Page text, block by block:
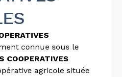
connue sous le
COOPERATIVES
agricole située